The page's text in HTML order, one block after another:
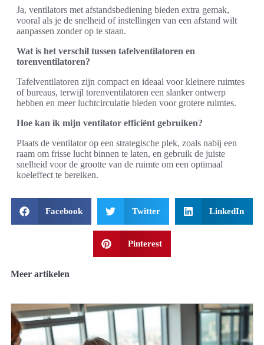
Ja, ventilators met afstandsbediening bieden extra gemak,
vooral als je de snelheid of instellingen van een afstand wilt
aanpassen zonder op te staan.
Wat is het verschil tussen tafelventilatoren en
torenventilatoren?
Tafelventilatoren zijn compact en ideaal voor kleinere ruimtes
of bureaus, terwijl torenventilatoren een slanker ontwerp
hebben en meer luchtcirculatie bieden voor grotere ruimtes.
Hoe kan ik mijn ventilator efficiënt gebruiken?
Plaats de ventilator op een strategische plek, zoals nabij een
raam om frisse lucht binnen te laten, en gebruik de juiste
snelheid voor de grootte van de ruimte om een optimaal
koeleffect te bereiken.
Facebook Twitter LinkedIn
Pinterest
Meer artikelen